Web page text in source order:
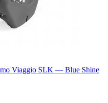
Viaggio SLK — Blue Shine